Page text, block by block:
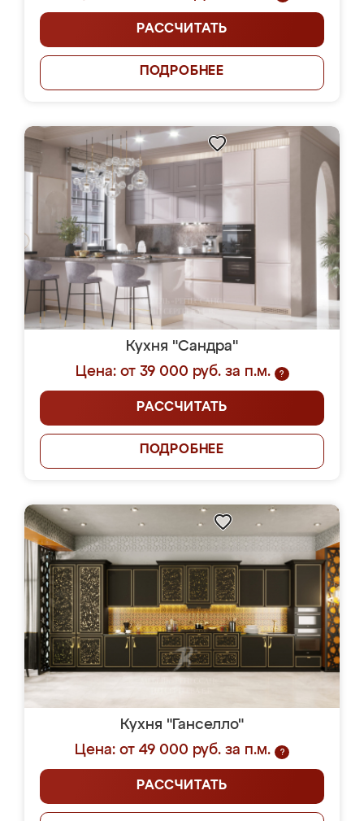
РАССЧИТАТЬ
ПОДРОБНЕЕ
Кухня "Сандра"
Цена: от 39 000 руб. за п.м.
?
РАССЧИТАТЬ
ПОДРОБНЕЕ
Кухня "Ганселло"
Цена: от 49 000 руб. за п.м.
?
РАССЧИТАТЬ